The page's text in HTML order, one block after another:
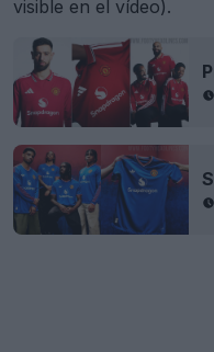
visible en el vídeo).